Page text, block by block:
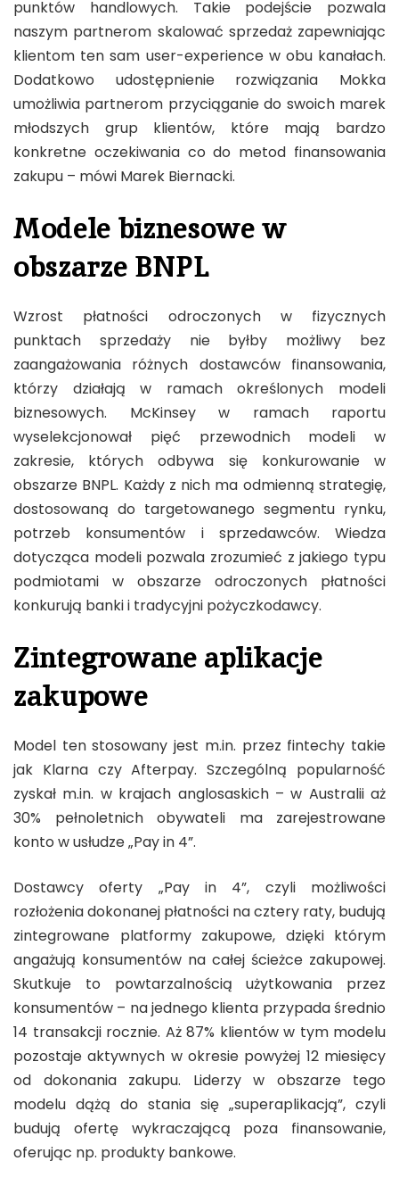
punktów handlowych. Takie podejście pozwala
naszym partnerom skalować sprzedaż zapewniając
klientom ten sam user-experience w obu kanałach.
Dodatkowo udostępnienie rozwiązania Mokka
umożliwia partnerom przyciąganie do swoich marek
młodszych grup klientów, które mają bardzo
konkretne oczekiwania co do metod finansowania
zakupu – mówi Marek Biernacki.
Modele biznesowe w
obszarze BNPL
Wzrost płatności odroczonych w fizycznych
punktach sprzedaży nie byłby możliwy bez
zaangażowania różnych dostawców finansowania,
którzy działają w ramach określonych modeli
biznesowych. McKinsey w ramach raportu
wyselekcjonował pięć przewodnich modeli w
zakresie, których odbywa się konkurowanie w
obszarze BNPL. Każdy z nich ma odmienną strategię,
dostosowaną do targetowanego segmentu rynku,
potrzeb konsumentów i sprzedawców. Wiedza
dotycząca modeli pozwala zrozumieć z jakiego typu
podmiotami w obszarze odroczonych płatności
konkurują banki i tradycyjni pożyczkodawcy.
Zintegrowane aplikacje
zakupowe
Model ten stosowany jest m.in. przez fintechy takie
jak Klarna czy Afterpay. Szczególną popularność
zyskał m.in. w krajach anglosaskich – w Australii aż
30% pełnoletnich obywateli ma zarejestrowane
konto w usłudze „Pay in 4”.
Dostawcy oferty „Pay in 4”, czyli możliwości
rozłożenia dokonanej płatności na cztery raty, budują
zintegrowane platformy zakupowe, dzięki którym
angażują konsumentów na całej ścieżce zakupowej.
Skutkuje to powtarzalnością użytkowania przez
konsumentów – na jednego klienta przypada średnio
14 transakcji rocznie. Aż 87% klientów w tym modelu
pozostaje aktywnych w okresie powyżej 12 miesięcy
od dokonania zakupu. Liderzy w obszarze tego
modelu dążą do stania się „superaplikacją”, czyli
budują ofertę wykraczającą poza finansowanie,
oferując np. produkty bankowe.